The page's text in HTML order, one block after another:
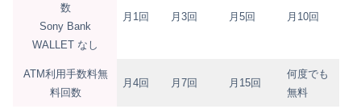
数
Sony Bank
WALLET なし
月1回 月3回 月5回 月10回
ATM利用手数料無
料回数
月4回 月7回 月15回
何度でも
無料